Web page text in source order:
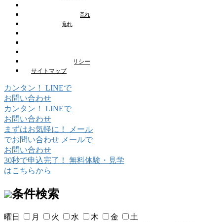
見学・体験申込の流れ
受講申込の流れ
プライバシーポリシー
サイトマップ
カンタン！ LINEで
お問い合わせ
カンタン！
LINEで
お問い合わせ
まずはお気軽に！
メール
でお問い合わせ メールで
お問い合わせ
30秒で申込完了！
無料体験・見学
はこちらから
条件検索
曜日 月 火 水 木 金
土